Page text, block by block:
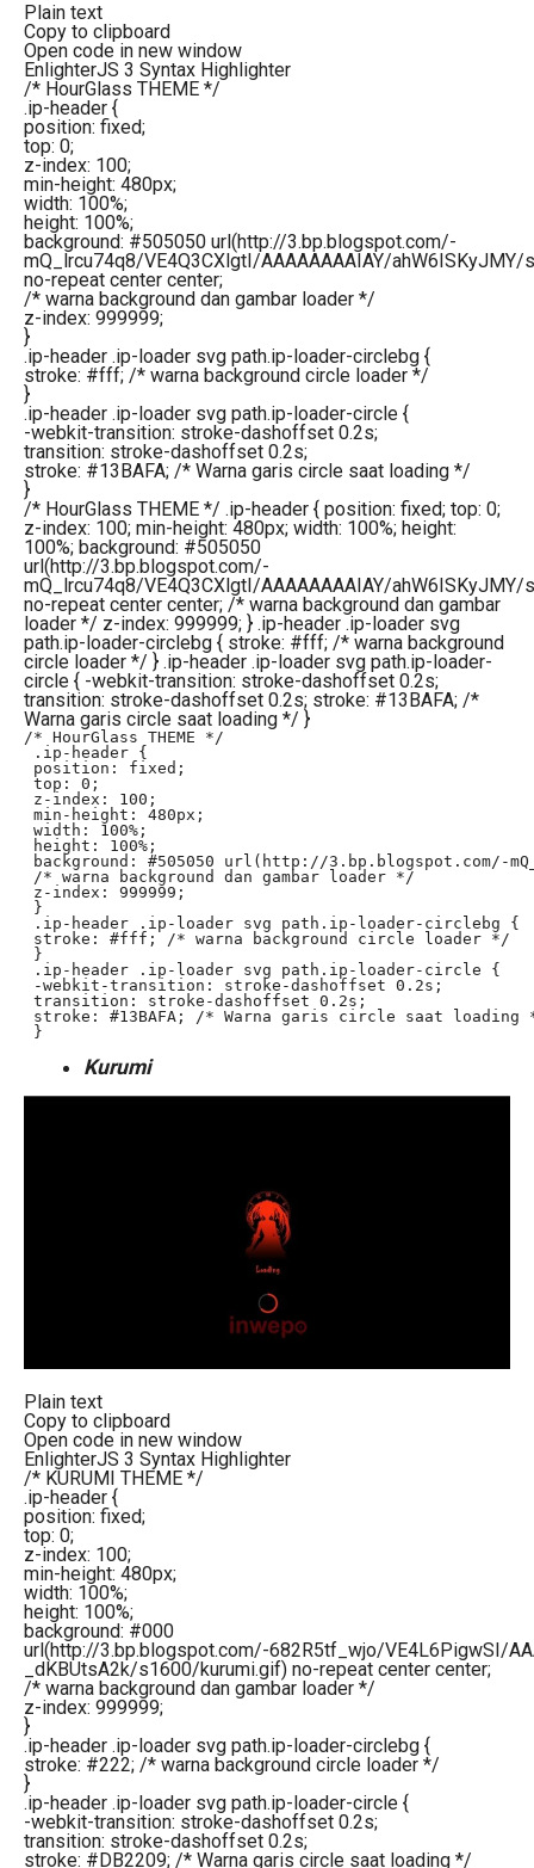
Plain text
Copy to clipboard
Open code in new window
EnlighterJS 3 Syntax Highlighter
/* HourGlass THEME */
.ip-header {
position: fixed;
top: 0;
z-index: 100;
min-height: 480px;
width: 100%;
height: 100%;
background: #505050 url(http://3.bp.blogspot.com/-
mQ_lrcu74q8/VE4Q3CXlgtI/AAAAAAAAIAY/
no-repeat center center;
/* warna background dan gambar loader */
z-index: 999999;
}
.ip-header .ip-loader svg path.ip-loader-circlebg {
stroke: #fff; /* warna background circle loader */
}
.ip-header .ip-loader svg path.ip-loader-circle {
-webkit-transition: stroke-dashoffset 0.2s;
transition: stroke-dashoffset 0.2s;
stroke: #13BAFA; /* Warna garis circle saat loading */
}
/* HourGlass THEME */ .ip-header { position: fixed; top: 0;
z-index: 100; min-height: 480px; width: 100%; height:
100%; background: #505050
url(http://3.bp.blogspot.com/-
mQ_lrcu74q8/VE4Q3CXlgtI/AAAAAAAAIAY/
no-repeat center center; /* warna background dan gambar
loader */ z-index: 999999; } .ip-header .ip-loader svg
path.ip-loader-circlebg { stroke: #fff; /* warna background
circle loader */ } .ip-header .ip-loader svg path.ip-loader-
circle { -webkit-transition: stroke-dashoffset 0.2s;
transition: stroke-dashoffset 0.2s; stroke: #13BAFA; /*
Warna garis circle saat loading */ }
/* HourGlass THEME */
.ip-header {
position: fixed;
top: 0;
z-index: 100;
min-height: 480px;
width: 100%;
height: 100%;
background: #505050 url(http://3.bp.blogspot.com/-
/* warna background dan gambar loader */
z-index: 999999;
}
.ip-header .ip-loader svg path.ip-loader-circlebg {
stroke: #fff; /* warna background circle loader */
}
.ip-header .ip-loader svg path.ip-loader-circle {
-webkit-transition: stroke-dashoffset 0.2s;
transition: stroke-dashoffset 0.2s;
stroke: #13BAFA; /* Warna garis circle saat loading
Kurumi
Plain text
Copy to clipboard
Open code in new window
EnlighterJS 3 Syntax Highlighter
/* KURUMI THEME */
.ip-header {
position: fixed;
top: 0;
z-index: 100;
min-height: 480px;
width: 100%;
height: 100%;
background: #000
url(http://3.bp.blogspot.com/-682R5tf_wjo/VE4L6PigwSI/
_dKBUtsA2k/s1600/kurumi.gif) no-repeat center center;
/* warna background dan gambar loader */
z-index: 999999;
}
.ip-header .ip-loader svg path.ip-loader-circlebg {
stroke: #222; /* warna background circle loader */
}
.ip-header .ip-loader svg path.ip-loader-circle {
-webkit-transition: stroke-dashoffset 0.2s;
transition: stroke-dashoffset 0.2s;
stroke: #DB2209; /* Warna garis circle saat loading */